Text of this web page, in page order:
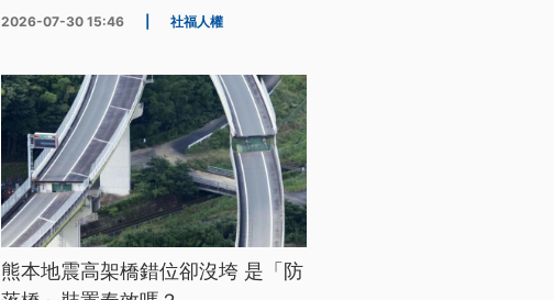
2026-07-30 15:46 社福人權
熊本地震高架橋錯位卻沒垮 是「防